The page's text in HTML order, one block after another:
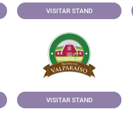
VISITAR STAND
VISITAR STAND